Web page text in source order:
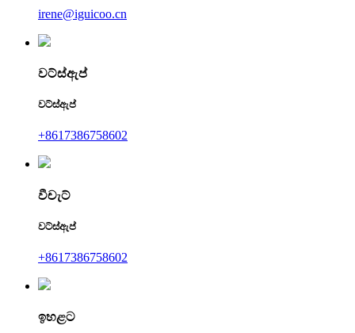
irene@iguicoo.cn
වට්ස්ඇප්
වට්ස්ඇප්
+8617386758602
වීචැට්
වට්ස්ඇප්
+8617386758602
ඉහළට